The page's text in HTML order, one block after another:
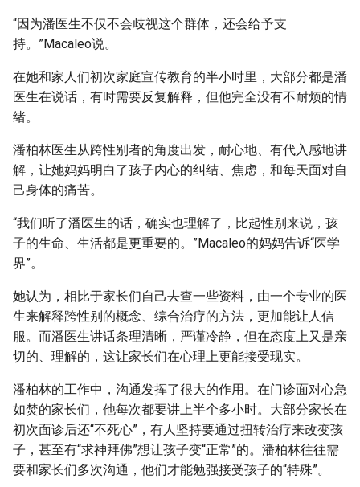
“因为潘医生不仅不会歧视这个群体，还会给予支
持。”Macaleo说。
在她和家人们初次家庭宣传教育的半小时里，大部分都是潘
医生在说话，有时需要反复解释，但他完全没有不耐烦的情
绪。
潘柏林医生从跨性别者的角度出发，耐心地、有代入感地讲
解，让她妈妈明白了孩子内心的纠结、焦虑，和每天面对自
己身体的痛苦。
“我们听了潘医生的话，确实也理解了，比起性别来说，孩
子的生命、生活都是更重要的。”Macaleo的妈妈告诉“医学
界”。
她认为，相比于家长们自己去查一些资料，由一个专业的医
生来解释跨性别的概念、综合治疗的方法，更加能让人信
服。而潘医生讲话条理清晰，严谨冷静，但在态度上又是亲
切的、理解的，这让家长们在心理上更能接受现实。
潘柏林的工作中，沟通发挥了很大的作用。在门诊面对心急
如焚的家长们，他每次都要讲上半个多小时。大部分家长在
初次面诊后还“不死心”，有人坚持要通过扭转治疗来改变孩
子，甚至有“求神拜佛”想让孩子变“正常”的。潘柏林往往需
要和家长们多次沟通，他们才能勉强接受孩子的“特殊”。